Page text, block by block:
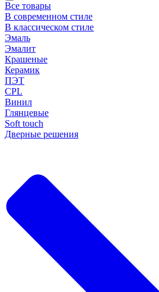
Все товары
В современном стиле
В классическом стиле
Эмаль
Эмалит
Крашеные
Керамик
ПЭТ
CPL
Винил
Глянцевые
Soft touch
Дверные решения